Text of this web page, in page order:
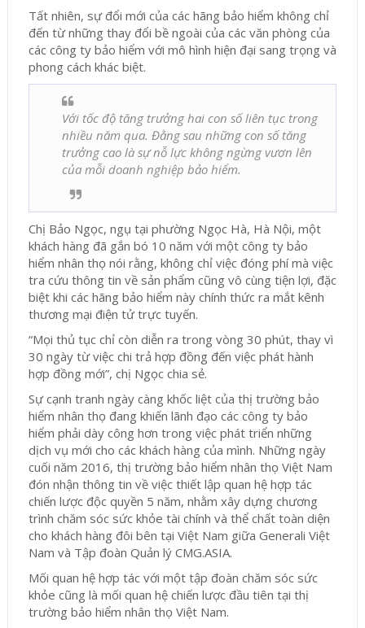
Tất nhiên, sự đổi mới của các hãng bảo hiểm không chỉ
đến từ những thay đổi bề ngoài của các văn phòng của
các công ty bảo hiểm với mô hình hiện đại sang trọng và
phong cách khác biệt.
Với tốc độ tăng trưởng hai con số liên tục trong
nhiều năm qua. Đằng sau những con số tăng
trưởng cao là sự nỗ lực không ngừng vươn lên
của mỗi doanh nghiệp bảo hiểm.
Chị Bảo Ngọc, ngụ tại phường Ngọc Hà, Hà Nội, một
khách hàng đã gắn bó 10 năm với một công ty bảo
hiểm nhân thọ nói rằng, không chỉ việc đóng phí mà việc
tra cứu thông tin về sản phẩm cũng vô cùng tiện lợi, đặc
biệt khi các hãng bảo hiểm này chính thức ra mắt kênh
thương mại điện tử trực tuyến.
“Mọi thủ tục chỉ còn diễn ra trong vòng 30 phút, thay vì
30 ngày từ việc chi trả hợp đồng đến việc phát hành
hợp đồng mới”, chị Ngọc chia sẻ.
Sự cạnh tranh ngày càng khốc liệt của thị trường bảo
hiểm nhân thọ đang khiến lãnh đạo các công ty bảo
hiểm phải dày công hơn trong việc phát triển những
dịch vụ mới cho các khách hàng của mình. Những ngày
cuối năm 2016, thị trường bảo hiểm nhân thọ Việt Nam
đón nhận thông tin về việc thiết lập quan hệ hợp tác
chiến lược độc quyền 5 năm, nhằm xây dựng chương
trình chăm sóc sức khỏe tài chính và thể chất toàn diện
cho khách hàng đôi bên tại Việt Nam giữa Generali Việt
Nam và Tập đoàn Quản lý CMG.ASIA.
Mối quan hệ hợp tác với một tập đoàn chăm sóc sức
khỏe cũng là mối quan hệ chiến lược đầu tiên tại thị
trường bảo hiểm nhân thọ Việt Nam.